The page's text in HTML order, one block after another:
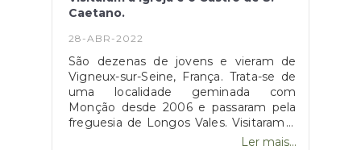
Caetano.
28-ABR-2022
São dezenas de jovens e vieram de
Vigneux-sur-Seine, França. Trata-se de
uma localidade geminada com
Monção desde 2006 e passaram pela
freguesia de Longos Vales. Visitaram a
Igreja e o Castro de S.
Ler mais...